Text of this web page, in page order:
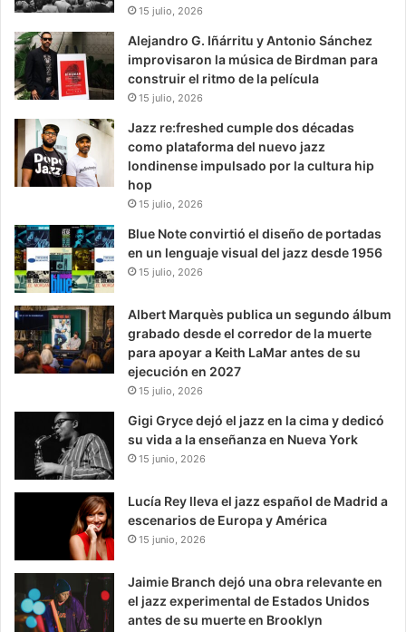
15 julio, 2026
Alejandro G. Iñárritu y Antonio Sánchez
improvisaron la música de Birdman para
construir el ritmo de la película
15 julio, 2026
Jazz re:freshed cumple dos décadas
como plataforma del nuevo jazz
londinense impulsado por la cultura hip
hop
15 julio, 2026
Blue Note convirtió el diseño de portadas
en un lenguaje visual del jazz desde 1956
15 julio, 2026
Albert Marquès publica un segundo álbum
grabado desde el corredor de la muerte
para apoyar a Keith LaMar antes de su
ejecución en 2027
15 julio, 2026
Gigi Gryce dejó el jazz en la cima y dedicó
su vida a la enseñanza en Nueva York
15 junio, 2026
Lucía Rey lleva el jazz español de Madrid a
escenarios de Europa y América
15 junio, 2026
Jaimie Branch dejó una obra relevante en
el jazz experimental de Estados Unidos
antes de su muerte en Brooklyn